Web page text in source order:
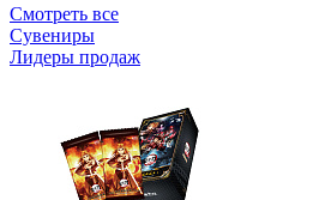
Смотреть все
Сувениры
Лидеры продаж